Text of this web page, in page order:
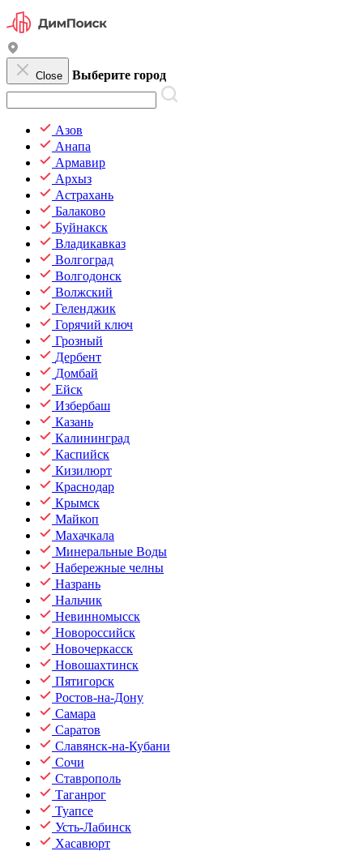
Close Выберите город
Азов
Анапа
Армавир
Архыз
Астрахань
Балаково
Буйнакск
Владикавказ
Волгоград
Волгодонск
Волжский
Геленджик
Горячий ключ
Грозный
Дербент
Домбай
Ейск
Избербаш
Казань
Калининград
Каспийск
Кизилюрт
Краснодар
Крымск
Майкоп
Махачкала
Минеральные Воды
Набережные челны
Назрань
Нальчик
Невинномысск
Новороссийск
Новочеркасск
Новошахтинск
Пятигорск
Ростов-на-Дону
Самара
Саратов
Славянск-на-Кубани
Сочи
Ставрополь
Таганрог
Туапсе
Усть-Лабинск
Хасавюрт